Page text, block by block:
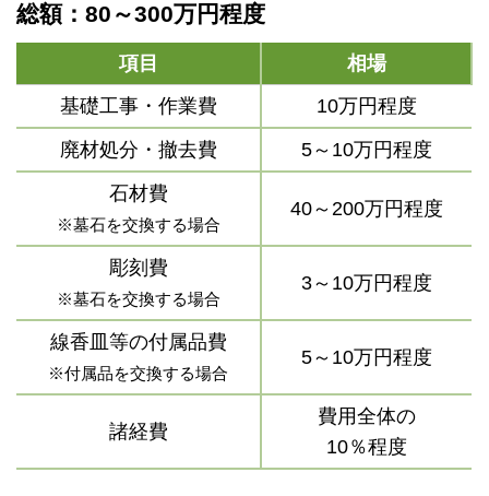
総額：80～300万円程度
項目
相場
基礎工事・作業費
10万円程度
廃材処分・撤去費
5～10万円程度
石材費
※墓石を交換する場合
40～200万円程度
彫刻費
※墓石を交換する場合
3～10万円程度
線香皿等の付属品費
※付属品を交換する場合
5～10万円程度
諸経費
費用全体の
10％程度